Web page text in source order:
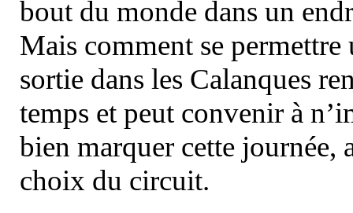
bout du monde dans un
Mais comment se permettre
sortie dans les Calanques
temps et peut convenir à
bien marquer cette journée,
choix du circuit.